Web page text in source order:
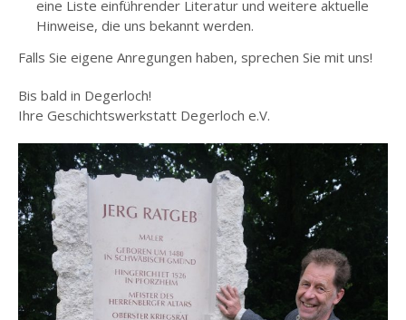
eine Liste einführender Literatur und weitere aktuelle
Hinweise, die uns bekannt werden.
Falls Sie eigene Anregungen haben, sprechen Sie mit uns!
Bis bald in Degerloch!
Ihre Geschichtswerkstatt Degerloch e.V.